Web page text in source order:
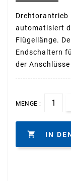
Drehtorantrieb
automatisiert
Flügellänge.
Endschaltern
der
MENGE :
 IN